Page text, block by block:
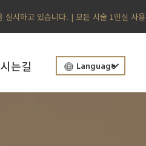
실시하고 있습니다. | 모든 시술 1인실 사용
는길 Language